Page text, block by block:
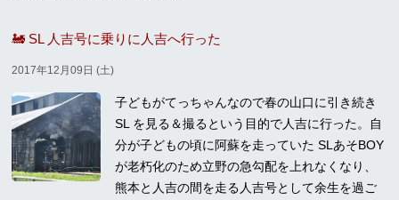
🚂 SL 人吉号に乗りに人吉へ行った
2017年12月09日 (土)
子どもがてっちゃんなので春の山口に引き続き
SL を見る＆撮るという目的で人吉に行った。自
分が子どもの頃に阿蘇を走っていた SLあそBOY
が老朽化のため立野の急勾配を上れなくなり、
熊本と人吉の間を走る人吉号として余生を過ご